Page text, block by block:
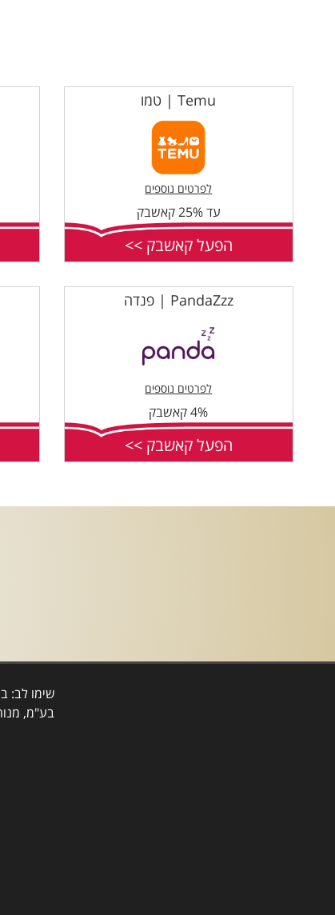
Temu | טמו
לפרטים נוספים
עד 25% קאשבק
הפעל קאשבק >>
PandaZzz | פנדה
לפרטים נוספים
4% קאשבק
הפעל קאשבק >>
שימו לב:
בע"מ,